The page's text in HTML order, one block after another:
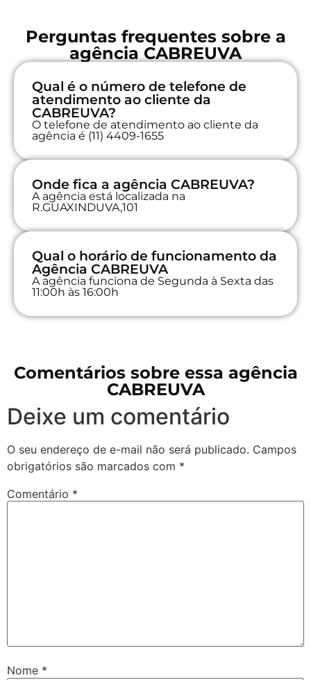
Perguntas frequentes sobre a
agência CABREUVA
Qual é o número de telefone de
atendimento ao cliente da
CABREUVA?
O telefone de atendimento ao cliente da
agência é (11) 4409-1655
Onde fica a agência CABREUVA?
A agência está localizada na
R.GUAXINDUVA,101
Qual o horário de funcionamento da
Agência CABREUVA
A agência funciona de Segunda à Sexta das
11:00h às 16:00h
Comentários sobre essa agência
CABREUVA
Deixe um comentário
O seu endereço de e-mail não será publicado. Campos
obrigatórios são marcados com *
Comentário *
Nome *